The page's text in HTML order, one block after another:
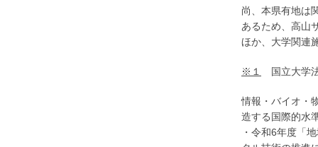
尚、本県有地は
あるため、高山
ほか、大学関連
※１ 国立大学
情報・バイオ・
造する国際的水
・令和6年度「